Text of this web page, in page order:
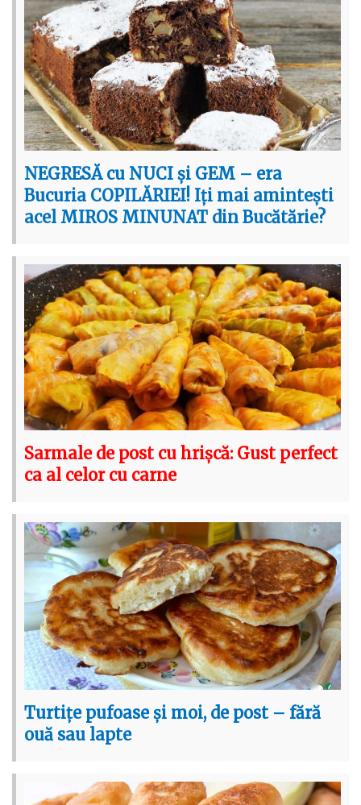
NEGRESĂ cu NUCI și GEM – era
Bucuria COPILĂRIEI! Iți mai amintești
acel MIROS MINUNAT din Bucătărie?
Sarmale de post cu hrișcă: Gust perfect
ca al celor cu carne
Turtițe pufoase și moi, de post – fără
ouă sau lapte